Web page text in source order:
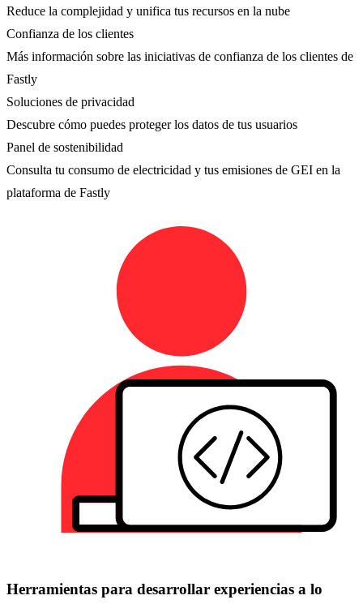
Reduce la complejidad y unifica tus recursos en la nube
Confianza de los clientes
Más información sobre las iniciativas de confianza de los clientes de
Fastly
Soluciones de privacidad
Descubre cómo puedes proteger los datos de tus usuarios
Panel de sostenibilidad
Consulta tu consumo de electricidad y tus emisiones de GEI en la
plataforma de Fastly
Herramientas para desarrollar experiencias a lo